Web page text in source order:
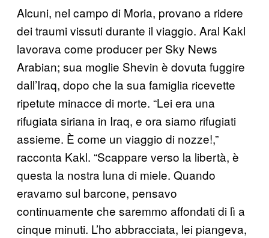
Alcuni, nel campo di Moria, provano a ridere
dei traumi vissuti durante il viaggio. Aral Kakl
lavorava come producer per Sky News
Arabian; sua moglie Shevin è dovuta fuggire
dall’Iraq, dopo che la sua famiglia ricevette
ripetute minacce di morte. “Lei era una
rifugiata siriana in Iraq, e ora siamo rifugiati
assieme. È come un viaggio di nozze!,”
racconta Kakl. “Scappare verso la libertà, è
questa la nostra luna di miele. Quando
eravamo sul barcone, pensavo
continuamente che saremmo affondati di lì a
cinque minuti. L’ho abbracciata, lei piangeva,